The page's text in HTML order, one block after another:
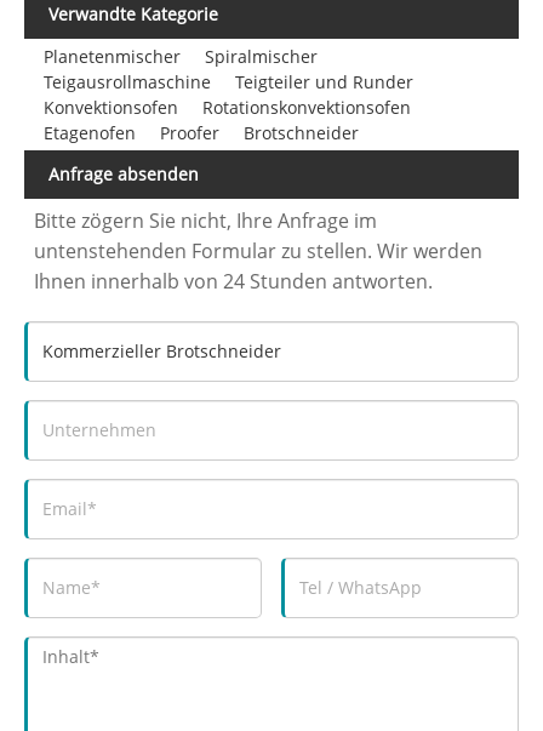
Verwandte Kategorie
Planetenmischer
Spiralmischer
Teigausrollmaschine
Teigteiler und Runder
Konvektionsofen
Rotationskonvektionsofen
Etagenofen
Proofer
Brotschneider
Anfrage absenden
Bitte zögern Sie nicht, Ihre Anfrage im
untenstehenden Formular zu stellen. Wir werden
Ihnen innerhalb von 24 Stunden antworten.